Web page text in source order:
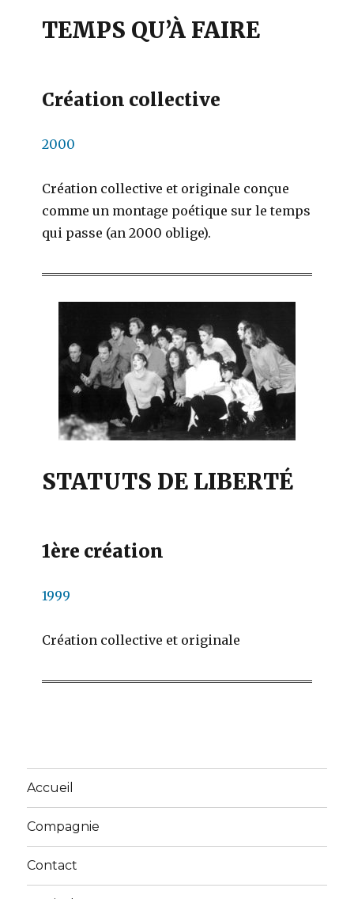
TEMPS QU’À FAIRE
Création collective
2000
Création collective et originale conçue
comme un montage poétique sur le temps
qui passe (an 2000 oblige).
STATUTS DE LIBERTÉ
1ère création
1999
Création collective et originale
Accueil
Compagnie
Contact